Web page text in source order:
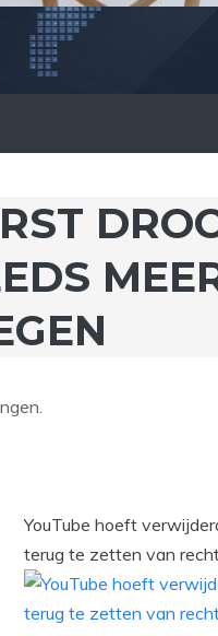
YouTube hoeft
terug te zetten van